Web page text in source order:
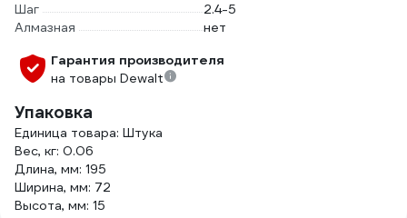
Шаг
2.4-5
Алмазная
нет
Гарантия производителя
на товары Dewalt
Упаковка
Единица товара: Штука
Вес, кг: 0.06
Длина, мм: 195
Ширина, мм: 72
Высота, мм: 15